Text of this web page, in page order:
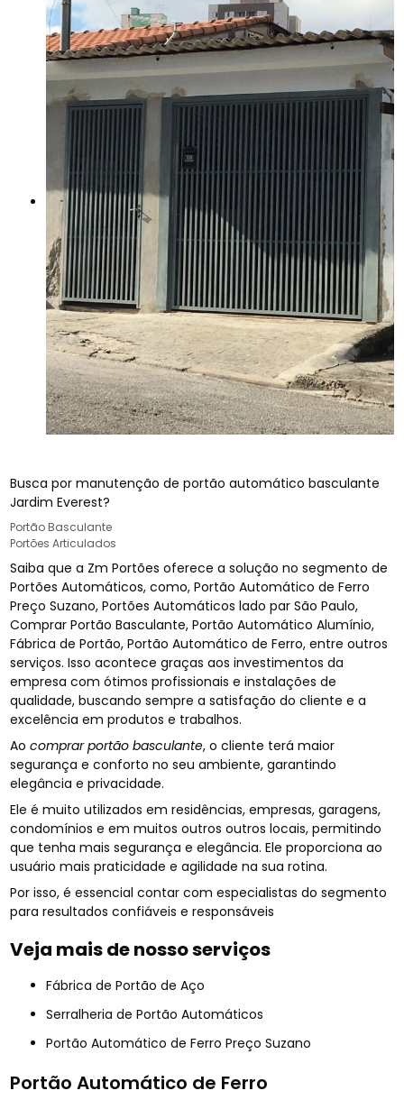
Busca por manutenção de portão automático basculante
Jardim Everest?
Portão Basculante
Portões Articulados
Saiba que a Zm Portões oferece a solução no segmento de
Portões Automáticos, como, Portão Automático de Ferro
Preço Suzano, Portões Automáticos lado par São Paulo,
Comprar Portão Basculante, Portão Automático Alumínio,
Fábrica de Portão, Portão Automático de Ferro, entre outros
serviços. Isso acontece graças aos investimentos da
empresa com ótimos profissionais e instalações de
qualidade, buscando sempre a satisfação do cliente e a
excelência em produtos e trabalhos.
Aocomprar portão basculante, o cliente terá maior
segurança e conforto no seu ambiente, garantindo
elegância e privacidade.
Ele é muito utilizados em residências, empresas, garagens,
condomínios e em muitos outros outros locais, permitindo
que tenha mais segurança e elegância. Ele proporciona ao
usuário mais praticidade e agilidade na sua rotina.
Por isso, é essencial contar com especialistas do segmento
para resultados confiáveis e responsáveis
Veja mais de nosso serviços
Fábrica de Portão de Aço
Serralheria de Portão Automáticos
Portão Automático de Ferro Preço Suzano
Portão Automático de Ferro